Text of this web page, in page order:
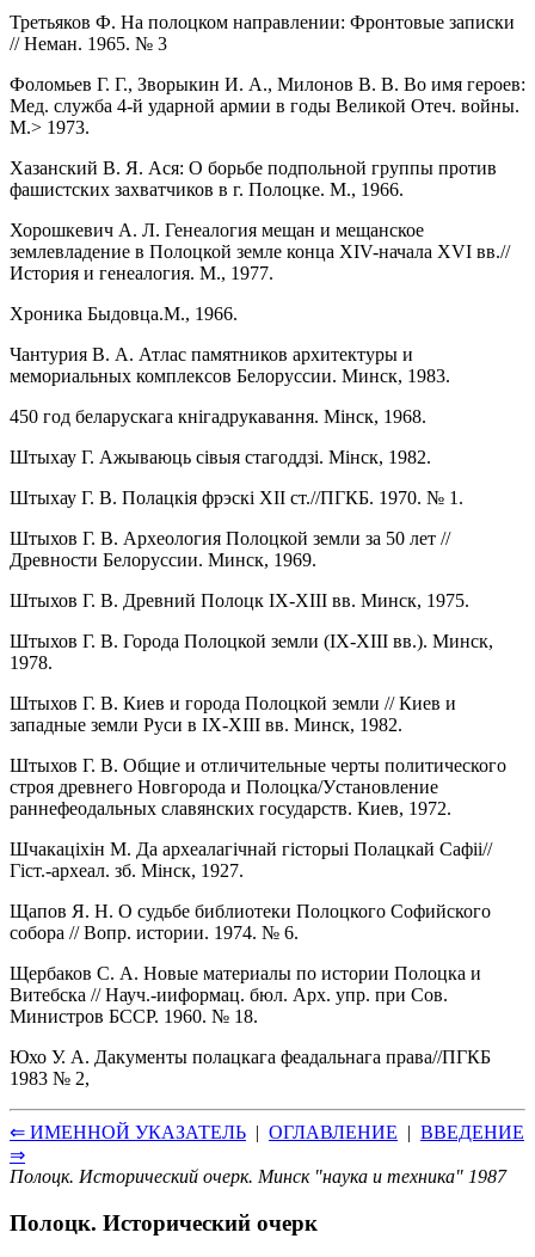
Третьяков Ф. На полоцком направлении: Фронтовые записки
// Неман. 1965. № 3
Фоломьев Г. Г., Зворыкин И. А., Милонов В. В. Во имя героев:
Мед. служба 4-й ударной армии в годы Великой Отеч. войны.
М.> 1973.
Хазанский В. Я. Ася: О борьбе подпольной группы против
фашистских захватчиков в г. Полоцке. М., 1966.
Хорошкевич А. Л. Генеалогия мещан и мещанское
землевладение в Полоцкой земле конца XIV-начала XVI вв.//
История и генеалогия. М., 1977.
Хроника Быдовца.М., 1966.
Чантурия В. А. Атлас памятников архитектуры и
мемориальных комплексов Белоруссии. Минск, 1983.
450 год беларускага кнiгадрукавання. Мiнск, 1968.
Штыхау Г. Ажываюць сiвыя стагоддзi. Мiнск, 1982.
Штыхау Г. В. Полацкiя фрэскi XII ст.//ПГКБ. 1970. № 1.
Штыхов Г. В. Археология Полоцкой земли за 50 лет //
Древности Белоруссии. Минск, 1969.
Штыхов Г. В. Древний Полоцк IX-XIII вв. Минск, 1975.
Штыхов Г. В. Города Полоцкой земли (IX-XIII вв.). Минск,
1978.
Штыхов Г. В. Киев и города Полоцкой земли // Киев и
западные земли Руси в IХ-ХIII вв. Минск, 1982.
Штыхов Г. В. Общие и отличительные черты политического
строя древнего Новгорода и Полоцка/Уcтановление
раннефеодальных славянских государств. Киев, 1972.
Шчакацiхiн М. Да археалагiчнай гiсторыi Полацкай Сафii//
Гiст.-археал. зб. Мiнск, 1927.
Щапов Я. Н. О судьбе библиотеки Полоцкого Софийского
собора // Вопр. истории. 1974. № 6.
Щербаков С. А. Новые материалы по истории Полоцка и
Витебска // Науч.-ииформац. бюл. Арх. упр. при Сов.
Министров БССР. 1960. № 18.
Юхо У. А. Дакументы полацкага феадальнага права//ПГКБ
1983 № 2,
⇐ ИМЕННОЙ УКАЗАТЕЛЬ | ОГЛАВЛЕНИЕ | ВВЕДЕНИЕ
⇒
Полоцк. Исторический очерк. Минск "наука и техника" 1987
Полоцк. Исторический очерк